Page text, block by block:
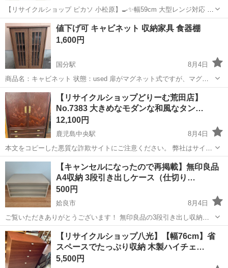
【リサイクルショップ ピカソ 小松原】🍳✨幅59cm 大型レンジ対応 ホ
ワイトレンジボード 高さ175.5cm✨収納たっぷり‼️★1336★ 🍽️✨キッ
チン家電と食器をまとめて収納できる大型レンジボード入荷しまし
た‼️...
鹿児島 鹿児島市 笹貫駅 収納家具
値下げ可 キャビネット 収納家具 食器棚
1,600円
国分駅
8月4日
商品名：キャビネット 状態：used 扉がマグネット式ですが、マグネ
ットが弱くすぐ開いてしまいます サイズ：60×40、高さ89cm 国分で
の取引となります。 プラス料金にて配送可能。（郵送等はいたしませ
ん） 鹿児島市内や...
鹿児島 霧島市 国分駅
【リサイクルショップどりーむ荒田店】
No.7383 大きめなモダンな和風なタン…
12,100円
鹿児島中央駅
8月4日
本文をコピーした悪質な詐欺サイトにご注意ください。 弊社はサイト
内でのクレジット決済や銀行振り込みを致しておりません。 リサイク
ルショップどりーむ掲載商品を ご覧下さいまして誠にありがとうござ
います。 どりー...
鹿児島 鹿児島市 鹿児島中央駅 収納家具 商品
【キャンセルになったので再掲載】無印良品
A4収納 3段引き出しケース（仕切り…
500円
姶良市
8月4日
ご覧いただきありがとうございます！ 無印良品の3段引き出し収納ケ
ースです。書類や小物の整理にとても便利なのですが、全体的に使用
感・経年劣化があるため500円の格安でお譲りします！ 【おすすめの
ポイント】 便利なA4サイズ...
鹿児島 姶良市 収納家具
【リサイクルショップ八光】【幅76cm】省
スペースでたっぷり収納 木製ハイチェ…
5,500円